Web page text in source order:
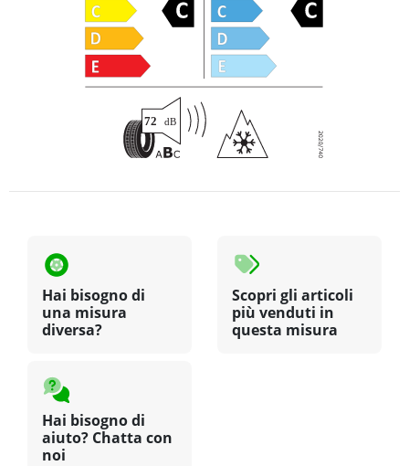
Hai bisogno di
una misura
diversa?
Scopri gli articoli
più venduti in
questa misura
Hai bisogno di
aiuto? Chatta con
noi